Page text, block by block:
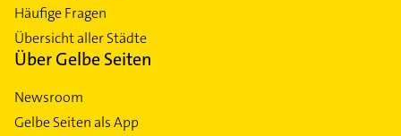
Häufige Fragen
Übersicht aller Städte
Über Gelbe Seiten
Newsroom
Gelbe Seiten als App